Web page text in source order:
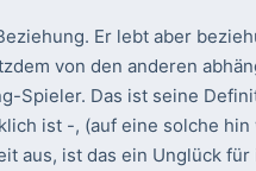
Er lebt aber
von den anderen
Spieler. Das ist seine
ist -, (auf eine solche
aus, ist das ein Unglück für